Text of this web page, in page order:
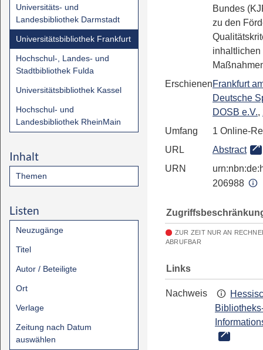
Universitäts- und
Landesbibliothek Darmstadt
Universitätsbibliothek Frankfurt
Hochschul-, Landes- und
Stadtbibliothek Fulda
Universitätsbibliothek Kassel
Hochschul- und
Landesbibliothek RheinMain
Inhalt
Themen
Listen
Neuzugänge
Titel
Autor / Beteiligte
Ort
Verlage
Zeitung nach Datum
auswählen
Bundes
zu den
inhaltlichen
ErschienenFrankfurt
Deutsche
DOSB e.V.,
Umfang
1 Online-
URL
Abstract
URN
206988
ZUR ZEIT NUR AN
ABRUFBAR
Links
Nachweis